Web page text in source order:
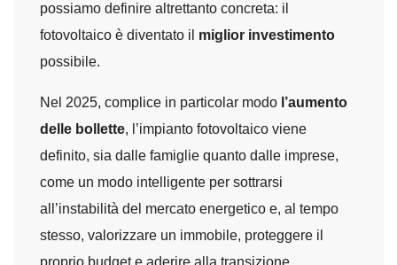
possiamo definire altrettanto concreta: il
fotovoltaico è diventato il miglior investimento
possibile.
Nel 2025, complice in particolar modo l’aumento
delle bollette, l’impianto fotovoltaico viene
definito, sia dalle famiglie quanto dalle imprese,
come un modo intelligente per sottrarsi
all’instabilità del mercato energetico e, al tempo
stesso, valorizzare un immobile, proteggere il